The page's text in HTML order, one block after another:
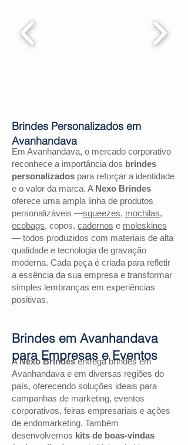
Em Avanhandava, o mercado corporativo
reconhece a importância dos brindes
personalizados para reforçar a identidade
e o valor da marca. A Nexo Brindes
oferece uma ampla linha de produtos
personalizáveis —squeezes, mochilas,
ecobags, copos, cadernos e moleskines
— todos produzidos com materiais de alta
qualidade e tecnologia de gravação
moderna. Cada peça é criada para refletir
a essência da sua empresa e transformar
simples lembranças em experiências
positivas.
ANexo Brindesentrega brindes em
Avanhandava e em diversas regiões do
país, oferecendo soluções ideais para
campanhas de marketing, eventos
corporativos, feiras empresariais e ações
de endomarketing. Também
desenvolvemos kits de boas-vindas
Brindes Personalizados em
Avanhandava
Brindes em Avanhandava
para Empresas e Eventos